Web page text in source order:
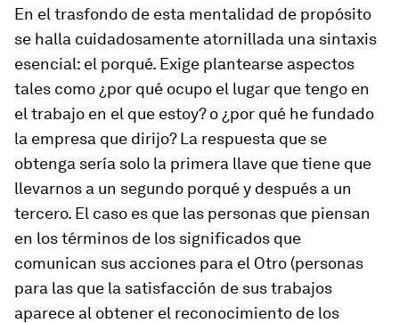
En el trasfondo de esta mentalidad de propósito
se halla cuidadosamente atornillada una sintaxis
esencial: el porqué. Exige plantearse aspectos
tales como ¿por qué ocupo el lugar que tengo en
el trabajo en el que estoy?o ¿por qué he fundado
la empresa que dirijo?La respuesta que se
obtenga sería solo la primera llave que tiene que
llevarnos a un segundo porqué y después a un
tercero. El caso es que las personas que piensan
en los términos de los significados que
comunican sus acciones para el Otro (personas
para las que la satisfacción de sus trabajos
aparece al obtener el reconocimiento de los